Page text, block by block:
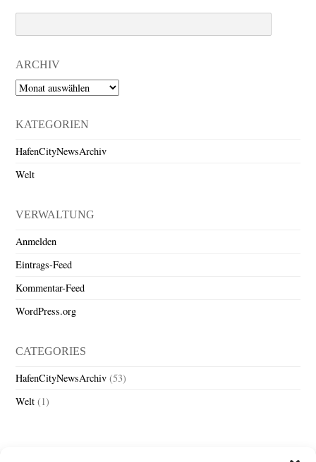
ARCHIV
Archiv
KATEGORIEN
HafenCityNewsArchiv
Welt
VERWALTUNG
Anmelden
Eintrags-Feed
Kommentar-Feed
WordPress.org
CATEGORIES
HafenCityNewsArchiv (53)
Welt (1)